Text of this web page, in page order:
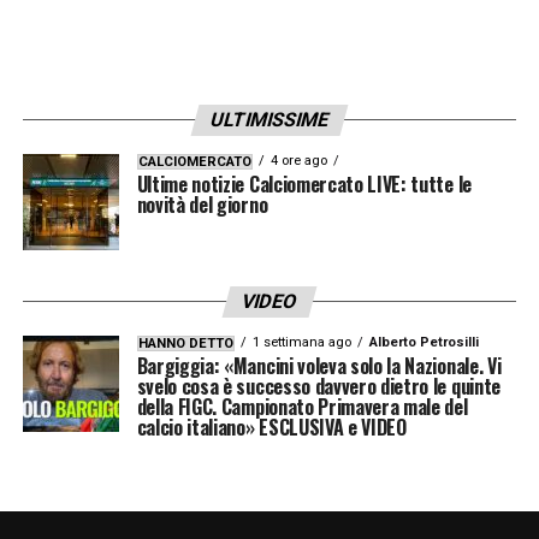
occasioni per andare sul 2-0. Questo è
l’aspetto che ci è mancato stasera e che
dobbiamo migliorare».
ULTIMISSIME
CALCIOMERCATO 4 ore ago
Ultime notizie Calciomercato LIVE: tutte le
novità del giorno
VIDEO
HANNO DETTO 1 settimana ago Alberto Petrosilli
Bargiggia: «Mancini voleva solo la Nazionale. Vi
svelo cosa è successo davvero dietro le quinte
della FIGC. Campionato Primavera male del
calcio italiano» ESCLUSIVA e VIDEO